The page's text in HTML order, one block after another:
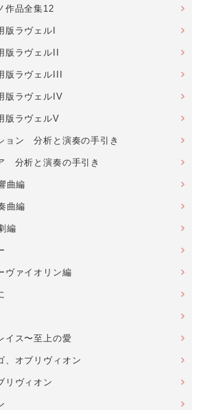
作品全集12
ラヴェルI
ラヴェルII
ラヴェルIII
版ラヴェルIV
ラヴェルV
ョン 分析と演奏の手引き
分析と演奏の手引き
曲編
曲編
編
ヴァイオリン編
ス〜至上の愛
、オブリヴィオン
リヴィオン